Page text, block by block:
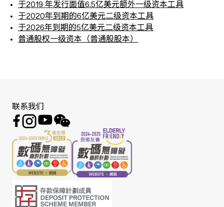
于2019 年发行面值6.5亿美元额外一级资本工具
于2020年到期的6亿美元二级资本工具
于2026年到期的5亿美元二级资本工具
普通股权一级资本（普通股股本）
联系我们